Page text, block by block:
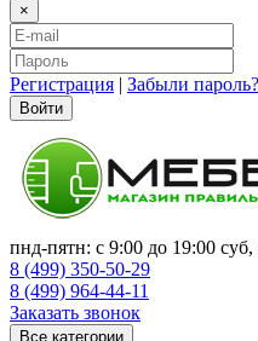
×
Регистрация | Забыли пароль?
Войти
пнд-пятн: с 9:00 до 19:00
8 (499) 350-50-29
8 (499) 964-44-11
Заказать звонок
Все категории